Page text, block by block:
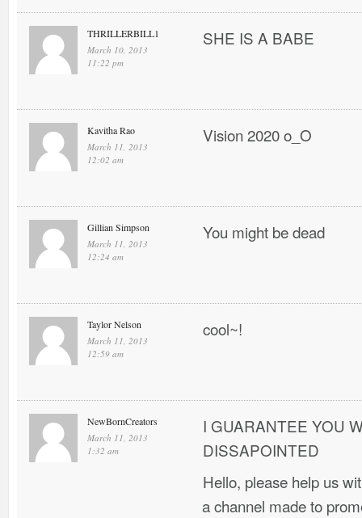
THRILLERBILL1
March 10, 2013
11:22 pm
SHE IS A BABE
Kavitha Rao
March 11, 2013
12:02 am
Vision 2020 o_O
Gillian Simpson
March 11, 2013
12:24 am
You might be dead
Taylor Nelson
March 11, 2013
12:59 am
cool~!
NewBornCreators
March 11, 2013
1:32 am
I GUARANTEE YOU
DISSAPOINTED
Hello, please help us
a channel made to